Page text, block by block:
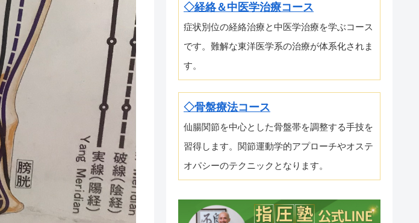
◇経絡＆中医学治療コース
症状別位の経絡治療と中医学治療を学ぶコース
です。難解な東洋医学系の治療が体系化されま
す。
◇骨盤療法コース
仙腸関節を中心とした骨盤帯を調整する手技を
習得します。関節運動学的アプローチやオステ
オパシーのテクニックとなります。